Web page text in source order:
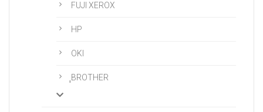
FUJI XEROX
HP
OKI
ฺฺBROTHER